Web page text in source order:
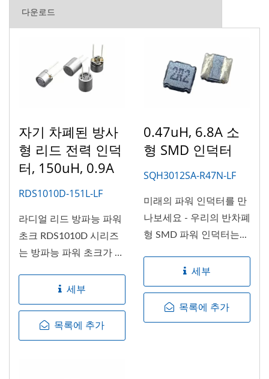
다운로드
자기 차폐된 방사
형 리드 전력 인덕
터, 150uH, 0.9A
RDS1010D-151L-LF
라디얼 리드 방파능 파워
초크 RDS1010D 시리즈
는 방파능 파워 초크가 필
세부
목록에 추가
0.47uH, 6.8A 소
형 SMD 인덕터
SQH3012SA-R47N-LF
미래의 파워 인덕터를 만
나보세요 - 우리의 반차폐
형 SMD 파워 인덕터는...
세부
목록에 추가